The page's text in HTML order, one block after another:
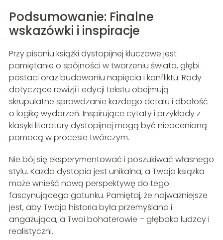
Podsumowanie: Finalne
wskazówki i inspiracje
Przy pisaniu książki dystopijnej kluczowe jest
pamiętanie o spójności w tworzeniu świata, głębi
postaci oraz budowaniu napięcia i konfliktu. Rady
dotyczące rewizji i edycji tekstu obejmują
skrupulatne sprawdzanie każdego detalu i dbałość
o logikę wydarzeń. Inspirujące cytaty i przykłady z
klasyki literatury dystopijnej mogą być nieocenioną
pomocą w procesie twórczym.
Nie bój się eksperymentować i poszukiwać własnego
stylu. Każda dystopia jest unikalna, a Twoja książka
może wnieść nową perspektywę do tego
fascynującego gatunku. Pamiętaj, że najważniejsze
jest, aby Twoja historia była przemyślana i
angażująca, a Twoi bohaterowie – głęboko ludzcy i
realistyczni.